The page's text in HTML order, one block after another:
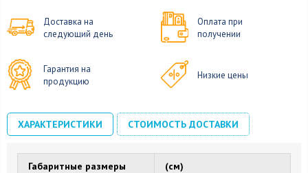
Доставка на
следующий день
Оплата при
получении
Гарантия на
продукцию
Низкие цены
ХАРАКТЕРИСТИКИ СТОИМОСТЬ ДОСТАВКИ
Габаритные размеры (см)